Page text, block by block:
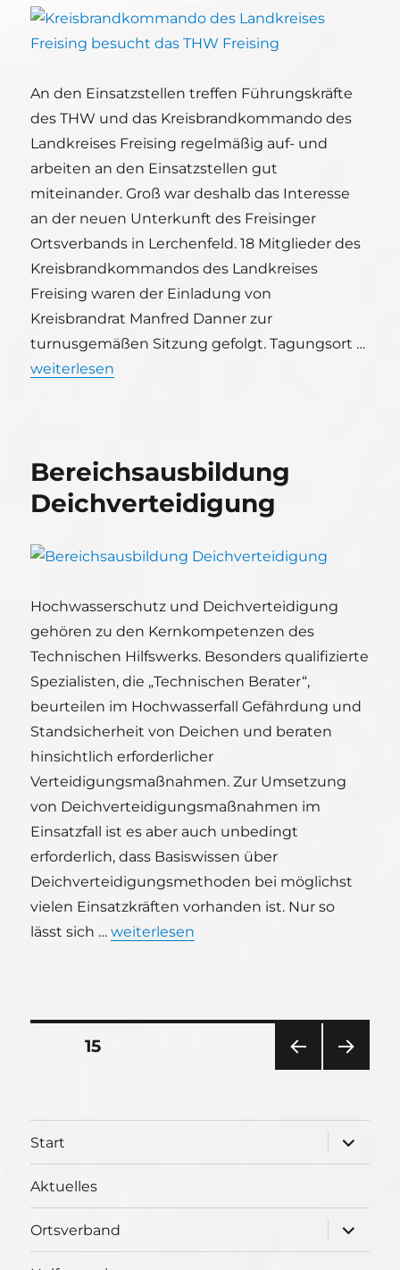
An den Einsatzstellen treffen Führungskräfte
des THW und das Kreisbrandkommando des
Landkreises Freising regelmäßig auf- und
arbeiten an den Einsatzstellen gut
miteinander. Groß war deshalb das Interesse
an der neuen Unterkunft des Freisinger
Ortsverbands in Lerchenfeld. 18 Mitglieder des
Kreisbrandkommandos des Landkreises
Freising waren der Einladung von
Kreisbrandrat Manfred Danner zur
turnusgemäßen Sitzung gefolgt. Tagungsort …
„Kreisbrandkommando des Landkreises Freising
weiterlesen
Bereichsausbildung
Deichverteidigung
Hochwasserschutz und Deichverteidigung
gehören zu den Kernkompetenzen des
Technischen Hilfswerks. Besonders qualifizierte
Spezialisten, die „Technischen Berater“,
beurteilen im Hochwasserfall Gefährdung und
Standsicherheit von Deichen und beraten
hinsichtlich erforderlicher
Verteidigungsmaßnahmen. Zur Umsetzung
von Deichverteidigungsmaßnahmen im
Einsatzfall ist es aber auch unbedingt
erforderlich, dass Basiswissen über
Deichverteidigungsmethoden bei möglichst
vielen Einsatzkräften vorhanden ist. Nur so
lässt sich …„Bereichsausbildung
weiterlesen
Seitennummerierung
Beiträge
SEITE15
E
Start
öffnen
Aktuelles
Ortsverband
öffnen